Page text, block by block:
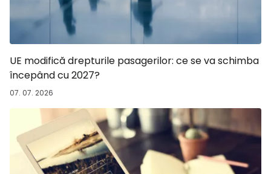
UE modifică drepturile pasagerilor: ce se va schimba
începând cu 2027?
07. 07. 2026